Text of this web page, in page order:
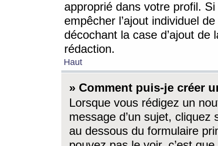
approprié dans votre profil.
empêcher l’ajout individuel
décochant la case d’ajout
rédaction.
Haut
» Comment puis-je créer
Lorsque vous rédigez un
message d’un sujet, cliquez
au dessous du formulaire